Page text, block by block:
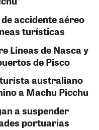
accidente aéreo
turísticas
Líneas de Nasca y
de Pisco
australiano
a Machu Picchu
a suspender
portuarias